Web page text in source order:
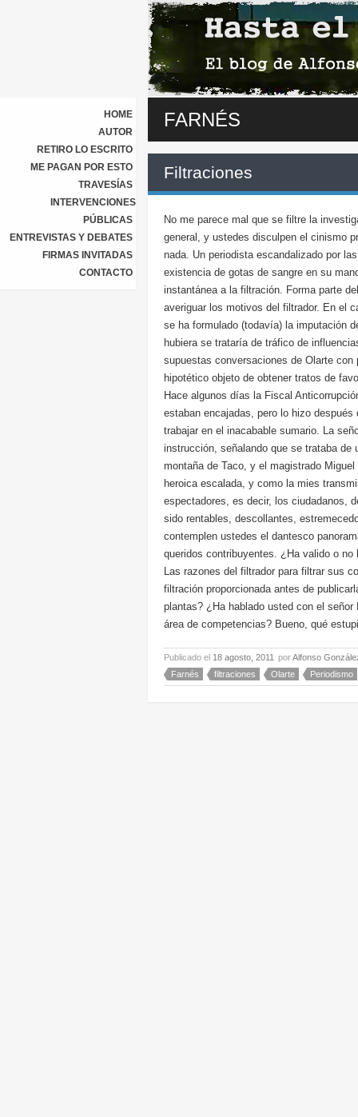
HOME
AUTOR
RETIRO LO ESCRITO
ME PAGAN POR ESTO
TRAVESÍAS
INTERVENCIONES
PÚBLICAS
ENTREVISTAS Y DEBATES
FIRMAS INVITADAS
CONTACTO
FARNÉS
Filtraciones
No me parece mal que se filtre la
general, y ustedes disculpen el cinismo
nada. Un periodista escandalizado por
existencia de gotas de sangre en su
instantánea a la filtración. Forma parte
averiguar los motivos del filtrador. En el
se ha formulado (todavía) la imputación
hubiera se trataría de tráfico de
supuestas conversaciones de Olarte
hipotético objeto de obtener tratos de
Hace algunos días la Fiscal
estaban encajadas, pero lo hizo
trabajar en el inacabable sumario. La
instrucción, señalando que se trataba
montaña de Taco, y el magistrado
heroica escalada, y como la mies
espectadores, es decir, los ciudadanos,
sido rentables, descollantes,
contemplen ustedes el dantesco
queridos contribuyentes. ¿Ha valido o
Las razones del filtrador para filtrar sus
filtración proporcionada antes de
plantas? ¿Ha hablado usted con el
área de competencias? Bueno, qué
Publicado el 18 agosto, 2011 porAlfonso
Farnés
filtraciones Olarte Periodismo